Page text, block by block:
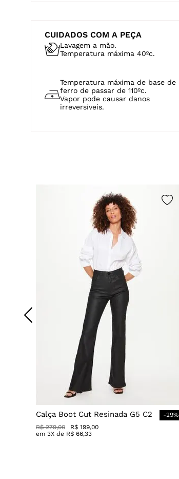
CUIDADOS COM A PEÇA
Lavagem a mão.
Temperatura máxima 40ºc.
Temperatura máxima de base de
ferro de passar de 110ºc.
Vapor pode causar danos
irreversíveis.
Calça Boot Cut Resinada G5 C2 -29%
R$ 279,00 R$ 199,00
em3X de R$ 66,33